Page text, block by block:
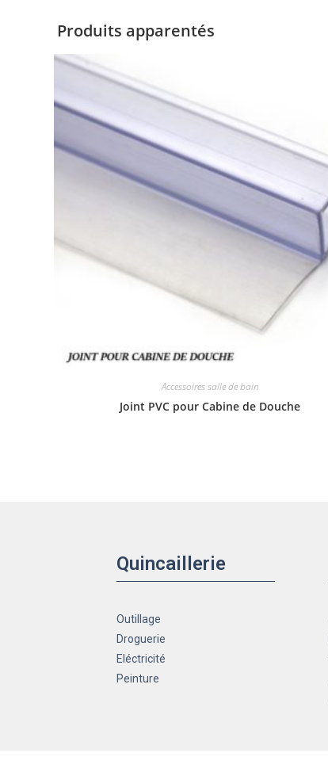
Produits apparentés
Accessoires salle de bain
Joint PVC pour Cabine de Douche
Quincaillerie
Outillage
Droguerie
Eléctricité
Peinture